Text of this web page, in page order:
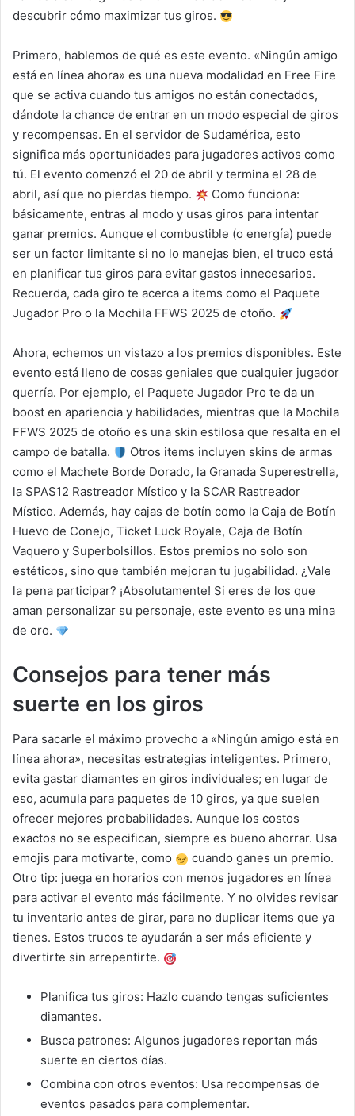
descubrir cómo maximizar tus giros.
Primero, hablemos de qué es este evento. «Ningún amigo
está en línea ahora» es una nueva modalidad en Free Fire
que se activa cuando tus amigos no están conectados,
dándote la chance de entrar en un modo especial de giros
y recompensas. En el servidor de Sudamérica, esto
significa más oportunidades para jugadores activos como
tú. El evento comenzó el 20 de abril y termina el 28 de
abril, así que no pierdas tiempo.
Como funciona:
básicamente, entras al modo y usas giros para intentar
ganar premios. Aunque el combustible (o energía) puede
ser un factor limitante si no lo manejas bien, el truco está
en planificar tus giros para evitar gastos innecesarios.
Recuerda, cada giro te acerca a items como el Paquete
Jugador Pro o la Mochila FFWS 2025 de otoño.
Ahora, echemos un vistazo a los premios disponibles. Este
evento está lleno de cosas geniales que cualquier jugador
querría. Por ejemplo, el Paquete Jugador Pro te da un
boost en apariencia y habilidades, mientras que la Mochila
FFWS 2025 de otoño es una skin estilosa que resalta en el
campo de batalla.
Otros items incluyen skins de armas
como el Machete Borde Dorado, la Granada Superestrella,
la SPAS12 Rastreador Místico y la SCAR Rastreador
Místico. Además, hay cajas de botín como la Caja de Botín
Huevo de Conejo, Ticket Luck Royale, Caja de Botín
Vaquero y Superbolsillos. Estos premios no solo son
estéticos, sino que también mejoran tu jugabilidad. ¿Vale
la pena participar? ¡Absolutamente! Si eres de los que
aman personalizar su personaje, este evento es una mina
de oro.
Consejos para tener más
suerte en los giros
Para sacarle el máximo provecho a «Ningún amigo está en
línea ahora», necesitas estrategias inteligentes. Primero,
evita gastar diamantes en giros individuales; en lugar de
eso, acumula para paquetes de 10 giros, ya que suelen
ofrecer mejores probabilidades. Aunque los costos
exactos no se especifican, siempre es bueno ahorrar. Usa
emojis para motivarte, como
cuando ganes un premio.
Otro tip: juega en horarios con menos jugadores en línea
para activar el evento más fácilmente. Y no olvides revisar
tu inventario antes de girar, para no duplicar items que ya
tienes. Estos trucos te ayudarán a ser más eficiente y
divertirte sin arrepentirte.
Planifica tus giros: Hazlo cuando tengas suficientes
diamantes.
Busca patrones: Algunos jugadores reportan más
suerte en ciertos días.
Combina con otros eventos: Usa recompensas de
eventos pasados para complementar.